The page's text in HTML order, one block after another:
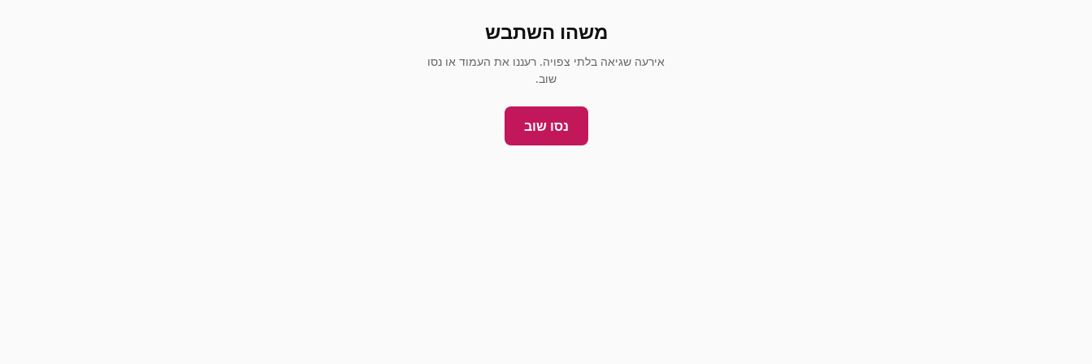
משהו השתבש
אירעה שגיאה בלתי צפויה. רעננו את העמוד או נסו
שוב.
נסו שוב